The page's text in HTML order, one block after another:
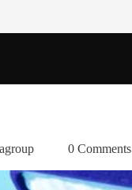
0 Comments